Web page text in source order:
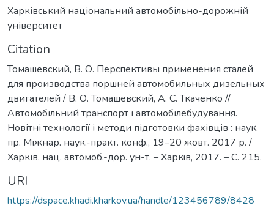
Харківський національний автомобільно-дорожній
університет
Citation
Томашевский, В. О. Перспективы применения сталей
для производства поршней автомобильных дизельных
двигателей / В. О. Томашевский, А. С. Ткаченко //
Автомобільний транспорт і автомобілебудування.
Новітні технології і методи підготовки фахівців : наук.
пр. Міжнар. наук.-практ. конф., 19–20 жовт. 2017 р. /
Харків. нац. автомоб.-дор. ун-т. – Харкiв, 2017. – С. 215.
URI
https://dspace.khadi.kharkov.ua/handle/123456789/8428